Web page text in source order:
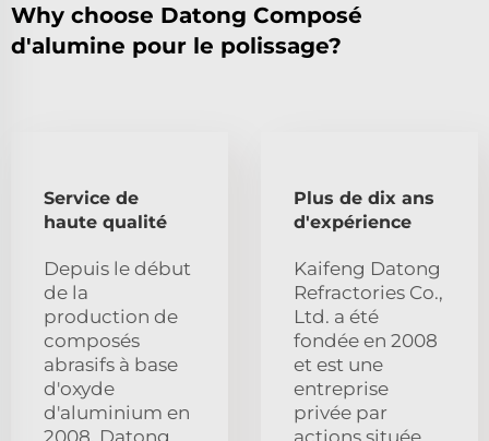
Why choose Datong Composé
d'alumine pour le polissage?
Service de
haute qualité
Depuis le début
de la
production de
composés
abrasifs à base
d'oxyde
d'aluminium en
2008, Datong
Plus de dix ans
d'expérience
Kaifeng Datong
Refractories Co.,
Ltd. a été
fondée en 2008
et est une
entreprise
privée par
actions située